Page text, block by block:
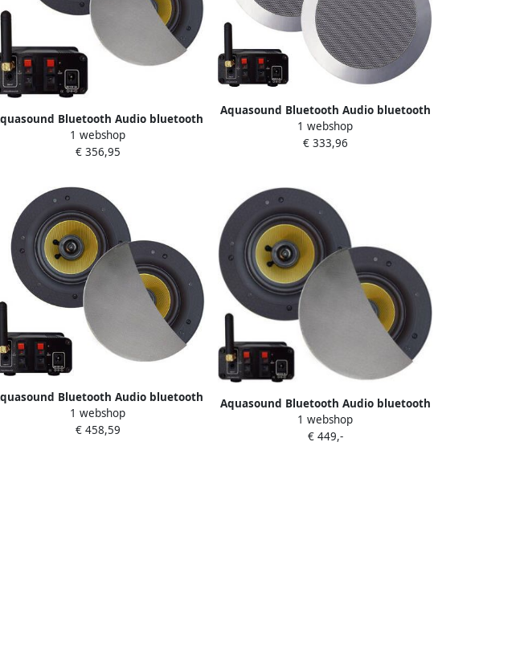
Bluetooth Audio bluetooth
(30 watt bt4.0 auto-aux)
met rumba speakerset (mat chroom)
1 webshop
€ 356,95
Aquasound Bluetooth Audio bluetooth
audiosysteem (35 watt bt4.0 auto-aux
) met twist speakerset (mat chroom)
1 webshop
€ 333,96
Bluetooth Audio bluetooth
(50 watt bt4.0 auto-aux)
met samba speakerset (mat chroom)
1 webshop
€ 458,59
Aquasound Bluetooth Audio bluetooth
audiosysteem (70 watt bt4.0 auto-aux)
met samba speakerset (mat chroom)
1 webshop
€ 449,-